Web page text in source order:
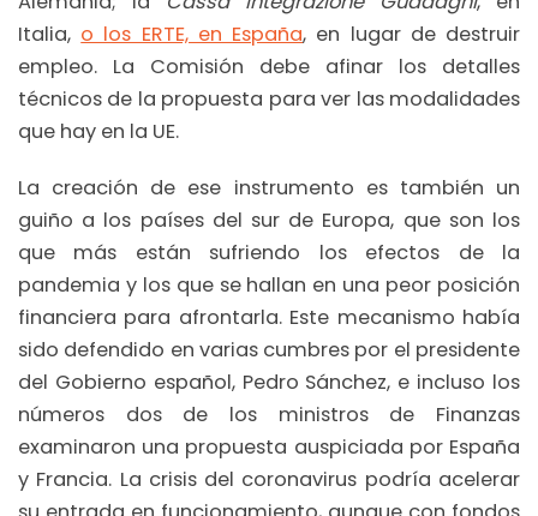
Italia, o los ERTE, en España, en lugar de destruir
empleo. La Comisión debe afinar los detalles
técnicos de la propuesta para ver las modalidades
que hay en la UE.
La creación de ese instrumento es también un
guiño a los países del sur de Europa, que son los
que más están sufriendo los efectos de la
pandemia y los que se hallan en una peor posición
financiera para afrontarla. Este mecanismo había
sido defendido en varias cumbres por el presidente
del Gobierno español, Pedro Sánchez, e incluso los
números dos de los ministros de Finanzas
examinaron una propuesta auspiciada por España
y Francia. La crisis del coronavirus podría acelerar